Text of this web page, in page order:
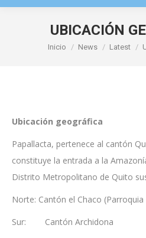
UBICACIÓN
Estás aquí:
Inicio News Latest
Ubicación geográfica
Papallacta, pertenece al cantón
constituye la entrada a la
Distrito Metropolitano de Quito
Norte: Cantón el Chaco (Parroquia
Sur: Cantón Archidona